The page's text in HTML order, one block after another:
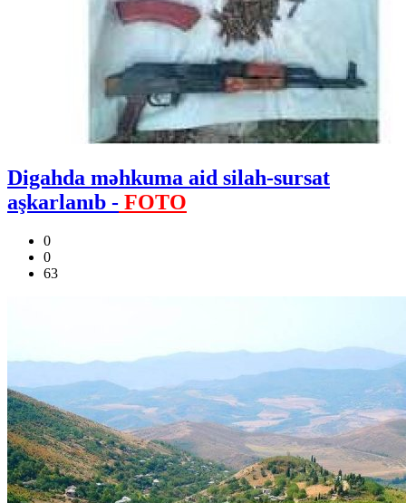
Digahda məhkuma aid silah-sursat
aşkarlanıb - FOTO
0
0
63